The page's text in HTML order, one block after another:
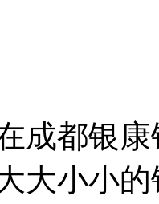
成都银
大小小